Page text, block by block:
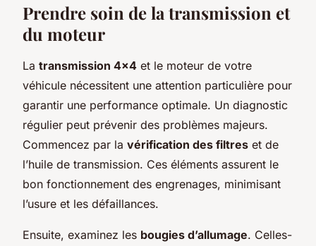
Prendre soin de la transmission et
du moteur
La transmission 4×4 et le moteur de votre
véhicule nécessitent une attention particulière pour
garantir une performance optimale. Un diagnostic
régulier peut prévenir des problèmes majeurs.
Commencez par la vérification des filtres et de
l’huile de transmission. Ces éléments assurent le
bon fonctionnement des engrenages, minimisant
l’usure et les défaillances.
Ensuite, examinez les bougies d’allumage. Celles-